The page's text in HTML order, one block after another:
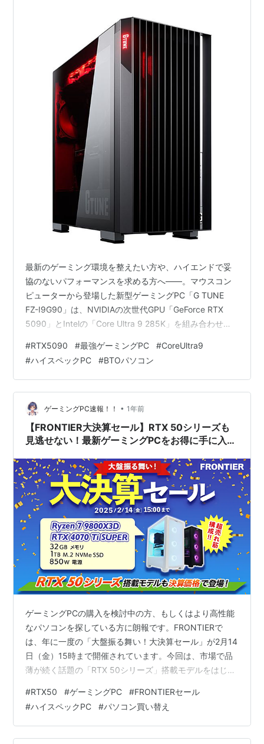
最新のゲーミング環境を整えたい方や、ハイエンドで妥
協のないパフォーマンスを求める方へ――。マウスコン
ピューターから登場した新型ゲーミングPC「G TUNE
FZ-I9G90」は、NVIDIAの次世代GPU「GeForce RTX
5090」とIntelの「Core Ultra 9 285K」を組み合わせ
の注目の最新PCが持つ特徴やセールスポイントを詳しく
解説します。価格やスペック、デザイン面、冷却性能な
どを幅広くカバーしていくので、ハイエンドマシンに興
味がある方はぜひチェックしてみてください。 ■
GeForce RTX 5090 とは ■…
#RTX5090 #最強ゲーミングPC #CoreUltra9
#ハイスペックPC #BTOパソコン
ゲーミングPC速報！！ • 1年前
【FRONTIER大決算セール】RTX 50シリーズも
見逃せない！最新ゲーミングPCをお得に手に入れ
ゲーミングPCの購入を検討中の方、もしくはより高性能
なパソコンを探している方に朗報です。FRONTIERで
は、年に一度の「大盤振る舞い！大決算セール」が2月14
日（金）15時まで開催されています。今回は、市場で品
薄が続く話題の「RTX 50シリーズ」搭載モデルをはじ
彩なラインナップを大放出。ゲーマーはもちろん、クリ
エイターやビジネスユーザーにも魅力的な内容が盛りだ
くさんです。 本記事では、セールの注目ポイントや狙い
目のモデル、そして押さえておきたい理由を詳しく解説
#RTX50 #ゲーミングPC #FRONTIERセール
#ハイスペックPC #パソコン買い替え